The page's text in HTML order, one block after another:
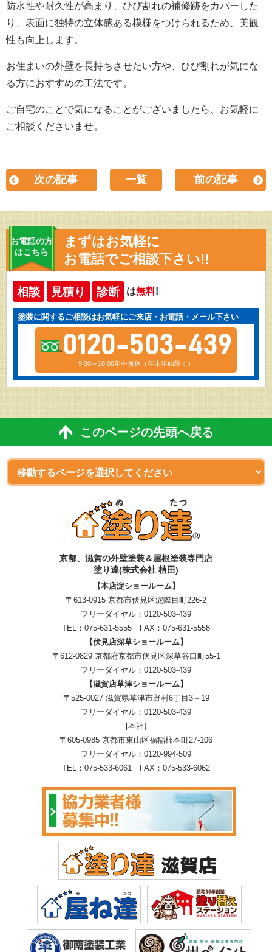
防水性や耐久性が高まり、ひび割れの補修跡をカバーした
り、表面に独特の立体感ある模様をつけられるため、美観
性も向上します。
お住まいの外壁を長持ちさせたい方や、ひび割れが気にな
る方におすすめの工法です。
ご自宅のことで気になることがございましたら、お気軽に
ご相談くださいませ。
次の記事 一覧 前の記事
お電話の方
はこちら
まずはお気軽に
お電話でご相談下さい!!
相談 見積り 診断 は無料!
塗装に関するご相談はお気軽にご来店・お電話・メール下さい
0120-503-439
9:00～18:00年中無休（年末年始除く）
このページの先頭へ戻る
京都、滋賀の外壁塗装＆屋根塗装専門店
塗り達(株式会社 植田)
【本店淀ショールーム】
〒613-0915 京都市伏見区淀際目町226-2
フリーダイヤル： 0120-503-439
TEL： 075-631-5555 FAX：075-631-5558
【伏見店深草ショールーム】
〒612-0829 京都府京都市伏見区深草谷口町55-1
フリーダイヤル： 0120-503-439
【滋賀店草津ショールーム】
〒525-0027 滋賀県草津市野村6丁目3－19
フリーダイヤル： 0120-503-439
[本社]
〒605-0985 京都市東山区福稲柿本町27-106
フリーダイヤル： 0120-994-509
TEL： 075-533-6061 FAX：075-533-6062